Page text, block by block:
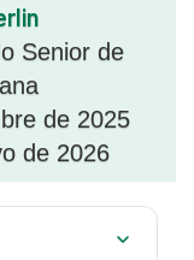
Senior de
de 2025
de 2026